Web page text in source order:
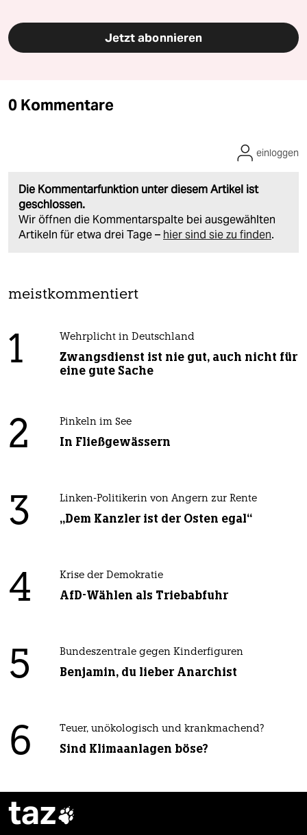
Jetzt abonnieren
0 Kommentare
Die Kommentarfunktion unter diesem Artikel ist
geschlossen.
Wir öffnen die Kommentarspalte bei ausgewählten
Artikeln für etwa drei Tage – hier sind sie zu finden.
einloggen
meistkommentiert
1 Wehrplicht in Deutschland
Zwangsdienst ist nie gut, auch nicht für
eine gute Sache
2 Pinkeln im See
In Fließgewässern
3 Linken-Politikerin von Angern zur Rente
„Dem Kanzler ist der Osten egal“
4 Krise der Demokratie
AfD-Wählen als Triebabfuhr
5 Bundeszentrale gegen Kinderfiguren
Benjamin, du lieber Anarchist
6 Teuer, unökologisch und krankmachend?
Sind Klimaanlagen böse?
taz